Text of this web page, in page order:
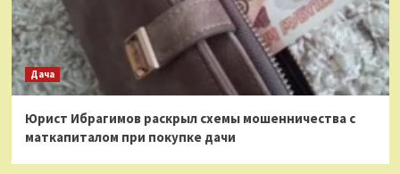
Дача
Юрист Ибрагимов раскрыл схемы мошенничества с
маткапиталом при покупке дачи